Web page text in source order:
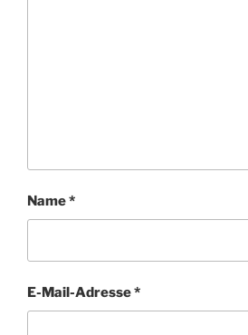
Name*
E-Mail-Adresse*